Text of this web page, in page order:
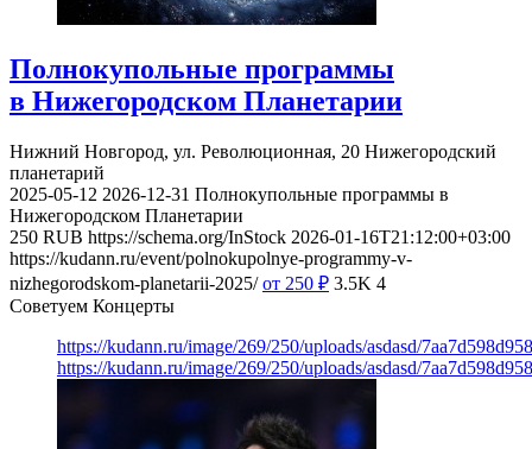
Полнокупольные программы
в Нижегородском Планетарии
Нижний Новгород, ул. Революционная, 20 Нижегородский
планетарий
2025-05-12 2026-12-31 Полнокупольные программы в
Нижегородском Планетарии
250 RUB https://schema.org/InStock 2026-01-16T21:12:00+03:00
https://kudann.ru/event/polnokupolnye-programmy-v-
nizhegorodskom-planetarii-2025/ от 250 ₽ 3.5K 4
Советуем Концерты
https://kudann.ru/image/269/250/uploads/asdasd/
https://kudann.ru/image/269/250/uploads/asdasd/